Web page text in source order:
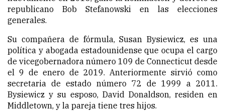
republicano Bob Stefanowski en las elecciones
generales.
Su compañera de fórmula, Susan Bysiewicz, es una
política y abogada estadounidense que ocupa el cargo
de vicegobernadora número 109 de Connecticut desde
el 9 de enero de 2019. Anteriormente sirvió como
secretaria de estado número 72 de 1999 a 2011.
Bysiewicz y su esposo, David Donaldson, residen en
Middletown, y la pareja tiene tres hijos.